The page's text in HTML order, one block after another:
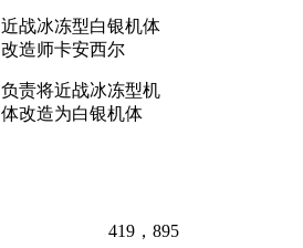
近战冰冻型白银机体
改造师卡安西尔
负责将近战冰冻型机
体改造为白银机体
419，895